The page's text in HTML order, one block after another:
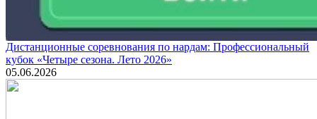
Дистанционные соревнования по нардам: Профессиональный
кубок «Четыре сезона. Лето 2026»
05.06.2026